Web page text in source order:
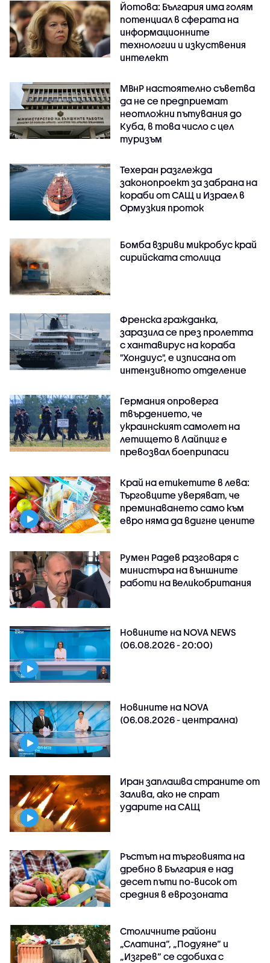
Йотова: България има голям
потенциал в сферата на
информационните
технологии и изкуствения
интелект
МВнР настоятелно съветва
да не се предприемат
неотложни пътувания до
Куба, в това число с цел
туризъм
Техеран разглежда
законопроект за забрана на
кораби от САЩ и Израел в
Ормузкия проток
Бомба взриви микробус край
сирийската столица
Френска гражданка,
заразила се през пролетта
с хантавирус на кораба
"Хондиус", е изписана от
интензивното отделение
Германия опроверга
твърдението, че
украинският самолет на
летището в Лайпциг е
превозвал боеприпаси
Край на етикетите в лева:
Търговците уверяват, че
преминаването само към
евро няма да вдигне цените
Румен Радев разговаря с
министъра на външните
работи на Великобритания
Новините на NOVA NEWS
(06.08.2026 - 20:00)
Новините на NOVA
(06.08.2026 - централна)
Иран заплашва страните от
Залива, ако не спрат
ударите на САЩ
Ръстът на търговията на
дребно в България е над
десет пъти по-висок от
средния в еврозоната
Столичните райони
„Слатина“, „Подуяне“ и
„Изгрев“ се сдобиха с